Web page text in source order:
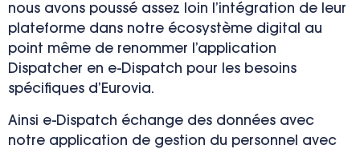
nous avons poussé assez loin l’intégration de leur
plateforme dans notre écosystème digital au
point même de renommer l’application
Dispatcher en e-Dispatch pour les besoins
spécifiques d’Eurovia.
Ainsi e-Dispatch échange des données avec
notre application de gestion du personnel avec